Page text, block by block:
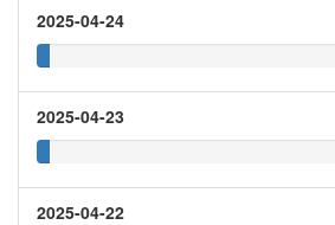
2025-04-24
2025-04-23
2025-04-22